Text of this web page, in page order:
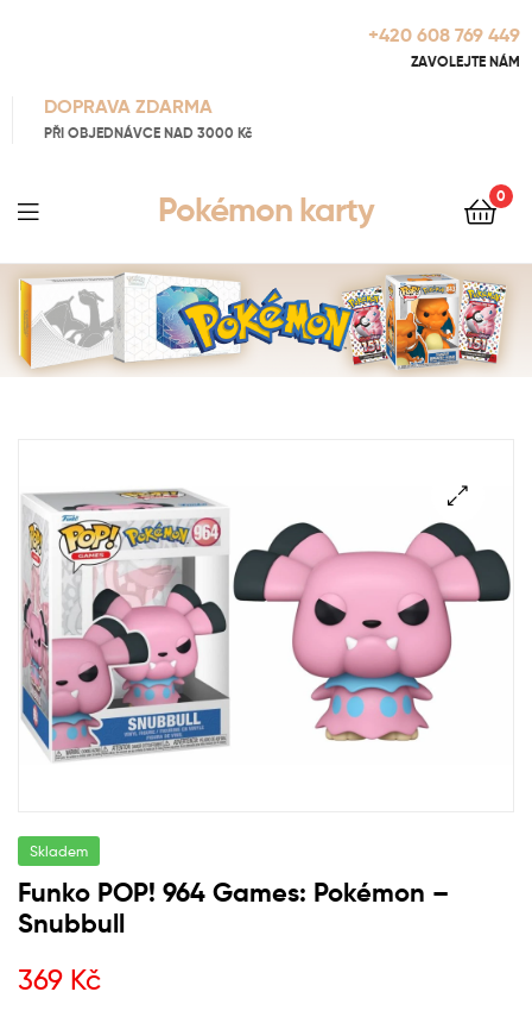
+420 608 769 449
ZAVOLEJTE NÁM
DOPRAVA ZDARMA
PŘI OBJEDNÁVCE NAD 3000 Kč
Pokémon karty 0
Skladem
Funko POP! 964 Games: Pokémon –
Snubbull
369 Kč